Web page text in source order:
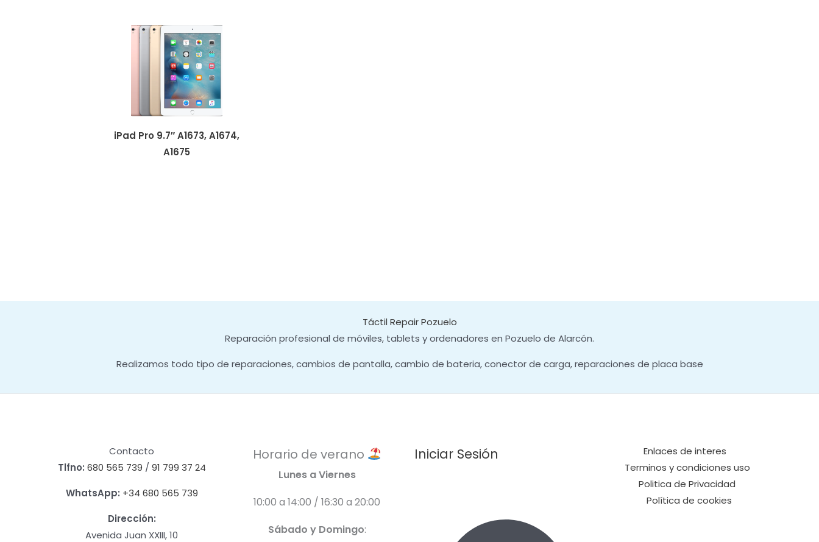
iPad Pro 9.7″ A1673, A1674,
A1675
Táctil Repair Pozuelo
Reparación profesional de móviles, tablets y ordenadores en Pozuelo de Alarcón.
Realizamos todo tipo de reparaciones, cambios de pantalla, cambio de bateria, conector de carga, reparaciones de placa base
Contacto
Tlfno: 680 565 739 / 91 799 37 24
WhatsApp: +34 680 565 739
Dirección:
Avenida Juan XXIII, 10
Horario de verano
Lunes a Viernes
10:00 a 14:00 / 16:30 a 20:00
Sábado y Domingo:
Iniciar Sesión
Enlaces de interes
Terminos y condiciones uso
Politica de Privacidad
Política de cookies